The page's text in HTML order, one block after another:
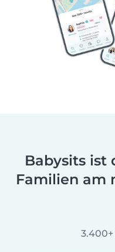
Babysits ist
Familien am